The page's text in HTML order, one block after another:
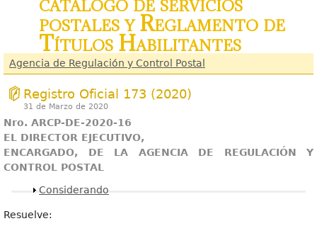
postales y Reglamento de
Títulos Habilitantes
Agencia de Regulación y Control Postal
Registro Oficial 173 (2020)
31 de Marzo de 2020
Nro. ARCP-DE-2020-16
EL DIRECTOR EJECUTIVO,
ENCARGADO, DE LA AGENCIA DE REGULACIÓN Y
CONTROL POSTAL
Mostrar
Considerando
Resuelve: